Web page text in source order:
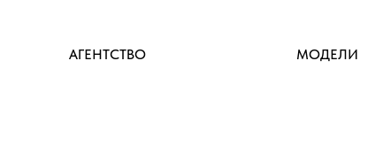
АГЕНТСТВО МОДЕЛИ